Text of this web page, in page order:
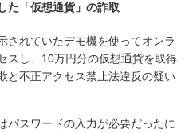
た「仮想通貨」の詐取
されていたデモ機を使ってオンラ
スし、10万円分の仮想通貨を取得
と不正アクセス禁止法違反の疑い
パスワードの入力が必要だったに